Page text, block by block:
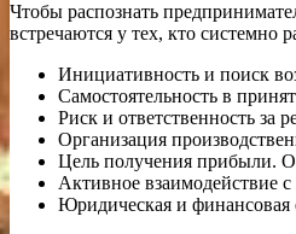
Чтобы распознать
встречаются у тех, кто системно
Инициативность и поиск
Самостоятельность в
Риск и ответственность за
Организация
Цель получения прибыли.
Активное взаимодействие
Юридическая и финансовая